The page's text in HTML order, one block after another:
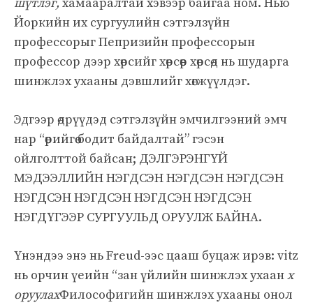
Йоркийн их сургуулийн сэтгэлзүйн
профессорыг Пепризийн профессорын
профессор дээр хөрсийг хөрсөөр хөрсөд нь шударга
шинжлэх ухааны дэвшлийг хөгжүүлдэг.
Эдгээр өдрүүдэд сэтгэлзүйн эмчилгээний эмч
нар “өөрийгөө бодит байдалтай” гэсэн
ойлголттой байсан; ДЭЛГЭРЭНГҮЙ
МЭДЭЭЛЛИЙН НЭГДСЭН НЭГДСЭН НЭГДСЭН
НЭГДСЭН НЭГДСЭН НЭГДСЭН НЭГДСЭН
НЭГДҮГЭЭР СУРГУУЛЬД ОРУУЛЖ БАЙНА.
Үнэндээ энэ нь Freud-ээс цааш буцаж ирэв: vitz
нь орчин үеийн “зан үйлийн шинжлэх ухаанx
оруулахФилософигийн шинжлэх ухааны онол